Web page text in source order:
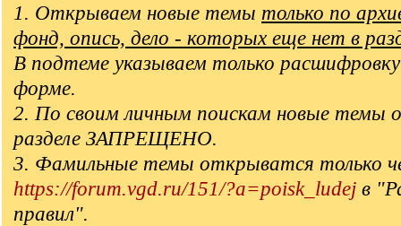
1. Открываем новые темы только по
фонд, опись, дело - которых еще нет в
В подтеме указываем только
форме.
2. По своим личным поискам новые темы
разделе ЗАПРЕЩЕНО.
3. Фамильные темы открыватся только
https://forum.vgd.ru/151/?a=poisk_ludej в
правил".